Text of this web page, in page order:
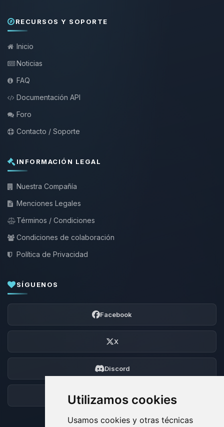
Utilizamos cookies
Usamos cookies y otras técnicas
RECURSOS Y SOPORTE
Inicio
Noticias
FAQ
Documentación API
Foro
Contacto / Soporte
INFORMACIÓN LEGAL
Nuestra Compañía
Menciones Legales
Términos / Condiciones
Condiciones de colaboración
Política de Privacidad
SÍGUENOS
Facebook
X
Discord
Foro